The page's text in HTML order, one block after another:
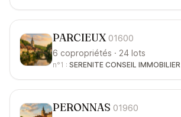
PARCIEUX01600
6 copropriétés · 24 lots
n°1 : SERENITE CONSEIL IMMOBILIER
PERONNAS 01960